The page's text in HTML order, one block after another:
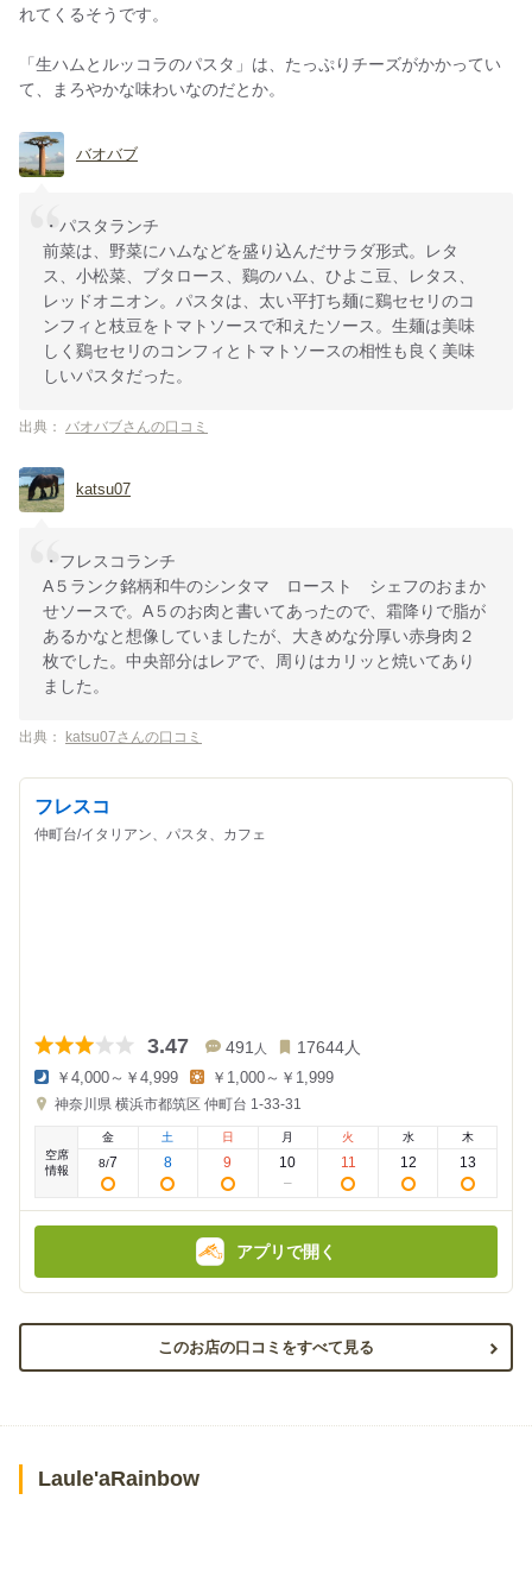
れてくるそうです。
「生ハムとルッコラのパスタ」は、たっぷりチーズがかかってい
て、まろやかな味わいなのだとか。
バオバブ
・パスタランチ
前菜は、野菜にハムなどを盛り込んだサラダ形式。レタ
ス、小松菜、ブタロース、鷄のハム、ひよこ豆、レタス、
レッドオニオン。パスタは、太い平打ち麺に鷄セセリのコ
ンフィと枝豆をトマトソースで和えたソース。生麺は美味
しく鷄セセリのコンフィとトマトソースの相性も良く美味
しいパスタだった。
出典： バオバブさんの口コミ
katsu07
・フレスコランチ
A５ランク銘柄和牛のシンタマ ロースト シェフのおまか
せソースで。A５のお肉と書いてあったので、霜降りで脂が
あるかなと想像していましたが、大きめな分厚い赤身肉２
枚でした。中央部分はレアで、周りはカリッと焼いてあり
ました。
出典： katsu07さんの口コミ
フレスコ
仲町台/イタリアン、パスタ、カフェ
3.47 491 人 17644人
夜
の
額
￥4,000～￥4,999
昼
の
￥1,000～￥1,999
神奈川県 横浜市都筑区 仲町台 1-33-31
空席
情報
金
8/7
土
8
日
9
月
10
火
11
水
12
木
13
アプリで開く
このお店の口コミをすべて見る
Laule'aRainbow